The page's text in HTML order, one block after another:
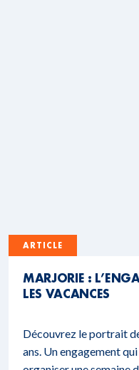
ARTICLE
MARJORIE :
LES VACANCES
Découvrez le portrait
ans. Un engagement